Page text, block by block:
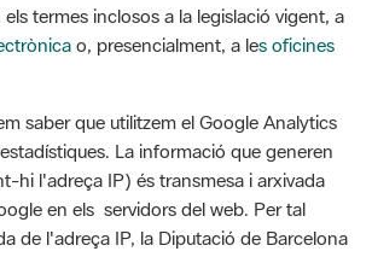
saber que utilitzem el Google Analytics
La informació que generen
hi l'adreça IP) és transmesa i arxivada
en els servidors del web. Per tal
de l'adreça IP, la Diputació de Barcelona
IP, incorporada pel propi
els tres darrers dígits d’aquesta
l'anonimitza posant-los a 0.